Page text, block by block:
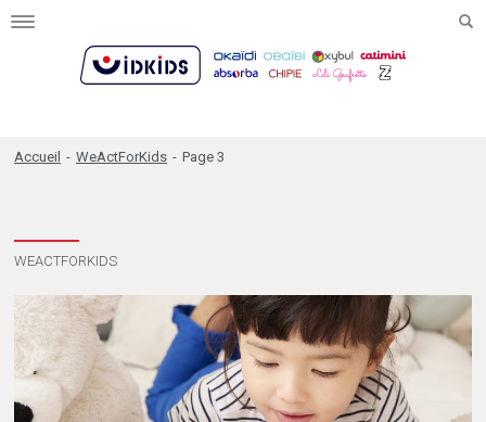
Toggle
Accueil - WeActForKids - Page 3
WEACTFORKIDS